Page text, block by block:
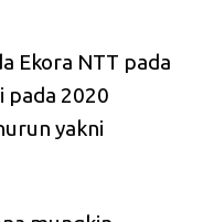
Ekora NTT pada
pada 2020
yakni